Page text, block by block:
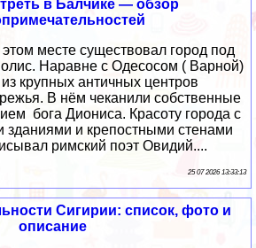
в Балчике — обзор
месте существовал город под
Наравне с Одесосом ( Варной)
крупных античных центров
В нём чеканили собственные
бога Диониса. Красоту города с
зданиями и крепостными стенами
римский поэт Овидий....
25 07 2026 13:33:13
Сигирии: список, фото и
описание